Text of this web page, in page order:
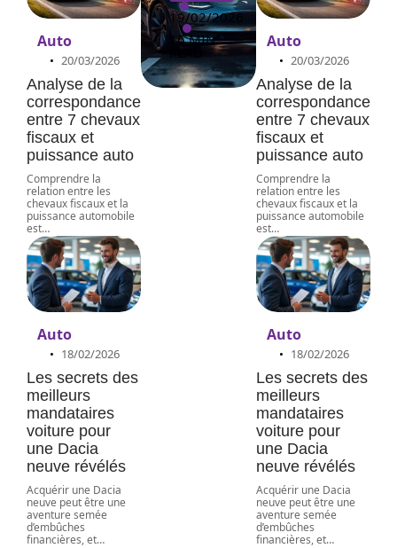
Auto
20/03/2026
Analyse de la
correspondance
entre 7 chevaux
fiscaux et
puissance auto
Comprendre la
relation entre les
chevaux fiscaux et la
puissance automobile
est…
Auto
18/02/2026
Les secrets des
meilleurs
mandataires
voiture pour
une Dacia
neuve révélés
Acquérir une Dacia
neuve peut être une
aventure semée
d’embûches
financières, et…
19/02/2026
16 MIN
READ
Auto
20/03/2026
Analyse de la
correspondance
entre 7 chevaux
fiscaux et
puissance auto
Comprendre la
relation entre les
chevaux fiscaux et la
puissance automobile
est…
Auto
18/02/2026
Les secrets des
meilleurs
mandataires
voiture pour
une Dacia
neuve révélés
Acquérir une Dacia
neuve peut être une
aventure semée
d’embûches
financières, et…